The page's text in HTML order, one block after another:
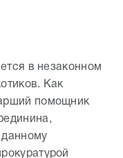
в незаконном
Как
помощник
данному